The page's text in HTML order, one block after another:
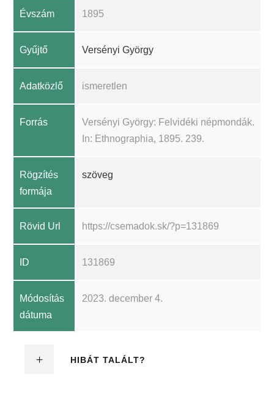
Évszám 1895
Gyűjtő Versényi György
Adatközlő ismeretlen
Forrás
Versényi György: Felvidéki népmondák.
In: Ethnographia, 1895. 239.
Rögzítés
formája
szöveg
Rövid Url https://csemadok.sk/?p=131869
ID 131869
Módosítás
dátuma
2023. december 4.
HIBÁT TALÁLT?